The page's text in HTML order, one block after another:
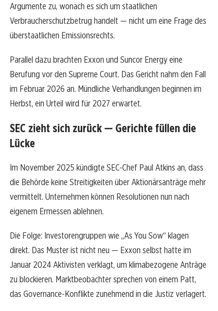
Argumente zu, wonach es sich um staatlichen
Verbraucherschutzbetrug handelt — nicht um eine Frage des
überstaatlichen Emissionsrechts.
Parallel dazu brachten Exxon und Suncor Energy eine
Berufung vor den Supreme Court. Das Gericht nahm den Fall
im Februar 2026 an. Mündliche Verhandlungen beginnen im
Herbst, ein Urteil wird für 2027 erwartet.
SEC zieht sich zurück — Gerichte füllen die
Lücke
Im November 2025 kündigte SEC-Chef Paul Atkins an, dass
die Behörde keine Streitigkeiten über Aktionärsanträge mehr
vermittelt. Unternehmen können Resolutionen nun nach
eigenem Ermessen ablehnen.
Die Folge: Investorengruppen wie „As You Sow“ klagen
direkt. Das Muster ist nicht neu — Exxon selbst hatte im
Januar 2024 Aktivisten verklagt, um klimabezogene Anträge
zu blockieren. Marktbeobachter sprechen von einem Patt,
das Governance-Konflikte zunehmend in die Justiz verlagert.